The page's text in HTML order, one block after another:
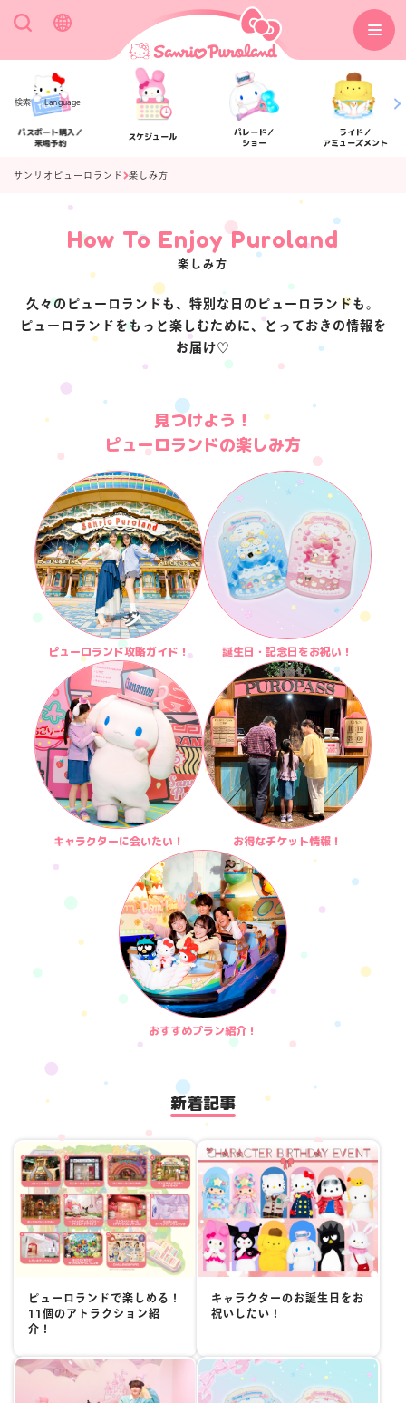
検索 Language
パスポート購入／
来場予約
スケジュール
パレード／
ショー
ライド／
アミューズメント
アクセス フロアマップ
サービスガイド
よくあるご質問 ニュース
公式SNS／アプリ
コラボレーション
イベント
マイページ
サンリオピューロランド 楽しみ方
How To Enjoy Puroland
楽しみ方
久々のピューロランドも、特別な日のピューロランドも。
ピューロランドをもっと楽しむために、とっておきの情報を
お届け♡
見つけよう！
ピューロランドの楽しみ方
ピューロランド攻略ガイド！ 誕生日・記念日をお祝い！
キャラクターに会いたい！ お得なチケット情報！
おすすめプラン紹介！
新着記事
ピューロランドで楽しめる！
11個のアトラクション紹
介！
キャラクターのお誕生日をお
祝いしたい！